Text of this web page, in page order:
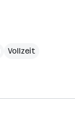
Vollzeit